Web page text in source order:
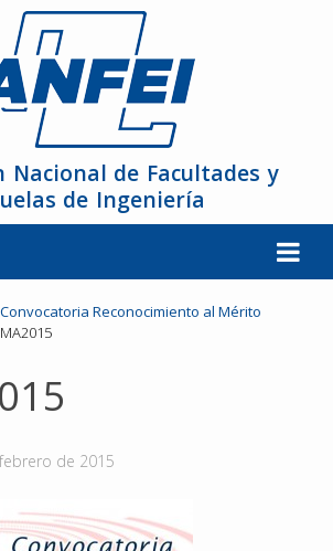
Nacional de Facultades y
de Ingeniería
Convocatoria Reconocimiento al Mérito
de 2015